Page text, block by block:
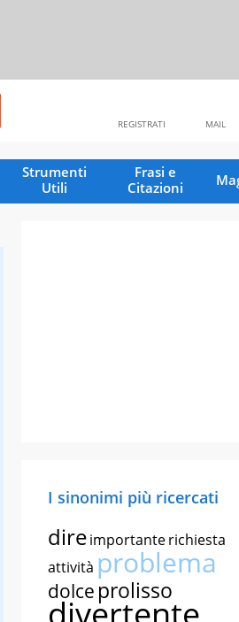
MAIL
REGISTRATI
Strumenti
Utili
Frasi e
Citazioni
I sinonimi più ricercati
direimportanterichiesta
attività problema
dolce prolisso